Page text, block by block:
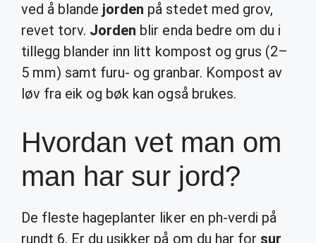
ved å blande jorden på stedet med grov,
revet torv. Jorden blir enda bedre om du i
tillegg blander inn litt kompost og grus (2–
5 mm) samt furu- og granbar. Kompost av
løv fra eik og bøk kan også brukes.
Hvordan vet man om
man har sur jord?
De fleste hageplanter liker en ph-verdi på
rundt 6. Er du usikker på om du har for sur